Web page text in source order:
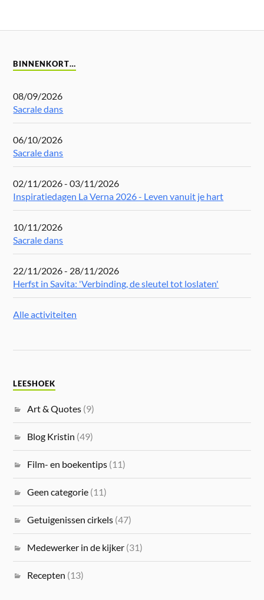
BINNENKORT…
08/09/2026
Sacrale dans
06/10/2026
Sacrale dans
02/11/2026 - 03/11/2026
Inspiratiedagen La Verna 2026 - Leven vanuit je hart
10/11/2026
Sacrale dans
22/11/2026 - 28/11/2026
Herfst in Savita: 'Verbinding, de sleutel tot loslaten'
Alle activiteiten
LEESHOEK
Art & Quotes (9)
Blog Kristin (49)
Film- en boekentips (11)
Geen categorie (11)
Getuigenissen cirkels (47)
Medewerker in de kijker (31)
Recepten (13)